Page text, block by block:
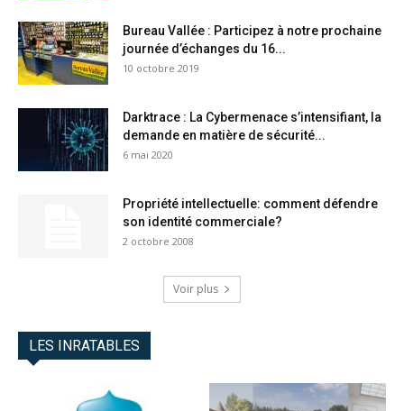
Bureau Vallée : Participez à notre prochaine
journée d’échanges du 16...
10 octobre 2019
Darktrace : La Cybermenace s’intensifiant, la
demande en matière de sécurité...
6 mai 2020
Propriété intellectuelle: comment défendre
son identité commerciale?
2 octobre 2008
Voir plus
LES INRATABLES